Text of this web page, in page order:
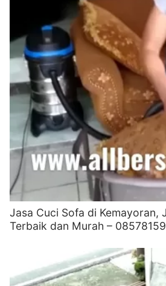
Jasa Cuci Sofa di Kemayoran,
Terbaik dan Murah –